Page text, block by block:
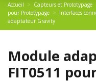
Accueil Capteurs et Prototypage
pour Prototypage
Interfaces
adaptateur Gravity
Module
FIT0511